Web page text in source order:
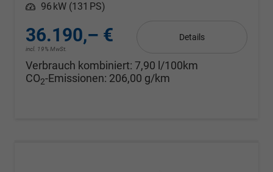
Leistung 96 kW (131 PS)
36.190,– €
incl. 19% MwSt.
Details
Verbrauch kombiniert: 7,90 l/100km
CO2-Emissionen: 206,00 g/km